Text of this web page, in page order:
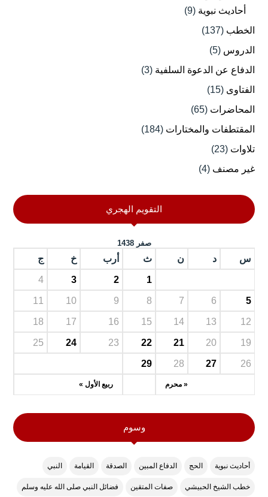
أحاديث نبوية (9)
الخطب (137)
الدروس (5)
الدفاع عن الدعوة السلفية (3)
الفتاوى (15)
المحاضرات (65)
المقتطفات والمختارات (184)
تلاوات (23)
غير مصنف (4)
التقويم الهجري
صفر 1438
س د ن ث أرب خ ج
« محرم ربيع الأول »
1
2
3
4
5
6
7
8
9
10
11
12
13
14
15
16
17
18
19
20
21
22
23
24
25
26
27
28
29
وسوم
أحاديث نبوية الحج الدفاع المبين الصدقة القيامة النبي
خطب الشيخ الحبيشي صفات المتقين فضائل النبي صلى الله عليه وسلم